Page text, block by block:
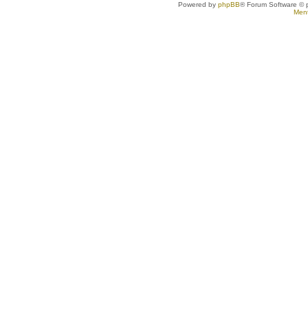
Powered byphpBB® Forum Software ©